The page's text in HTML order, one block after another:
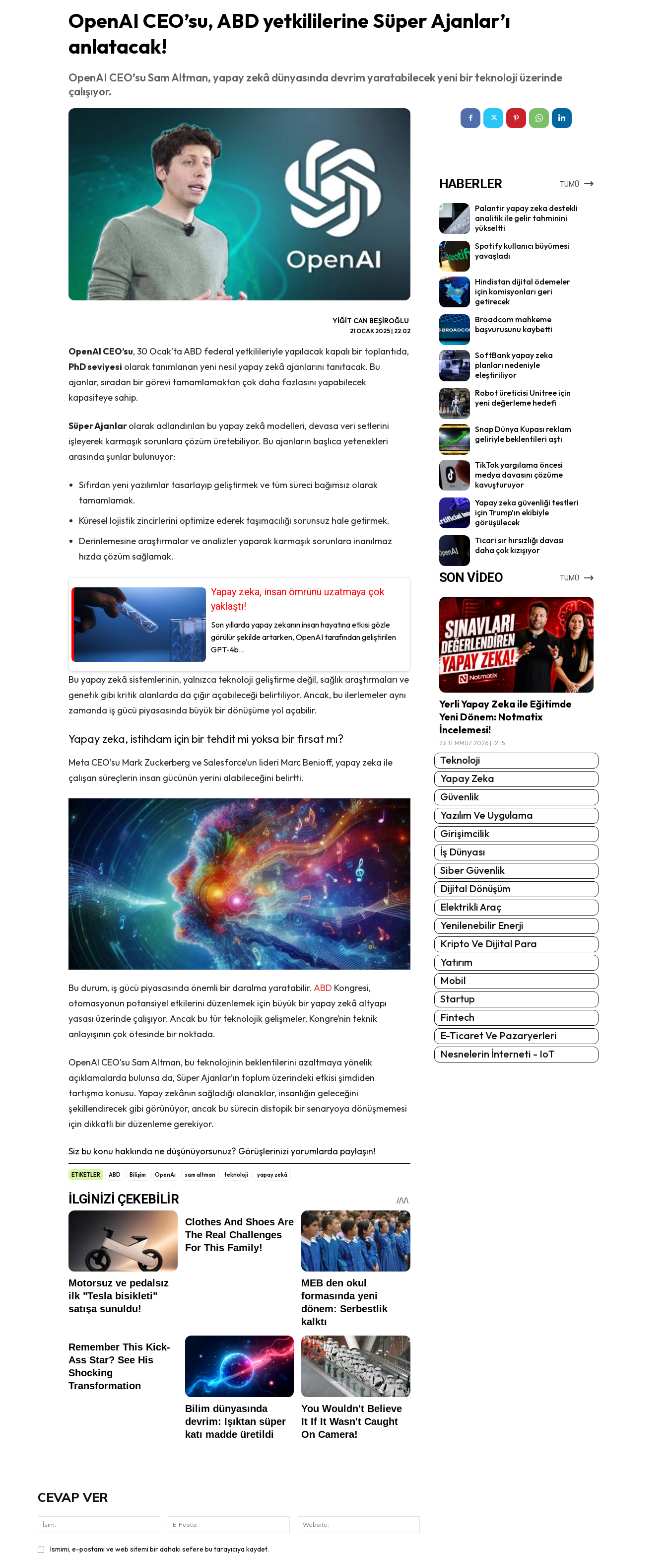
OpenAI CEO’su, ABD yetkililerine Süper Ajanlar’ı
anlatacak!
OpenAI CEO’su Sam Altman, yapay zekâ dünyasında devrim yaratabilecek yeni bir teknoloji üzerinde
çalışıyor.
YIĞIT CAN BEŞIROĞLU
21 OCAK 2025 | 22:02
OpenAI CEO’su, 30 Ocak’ta ABD federal yetkilileriyle yapılacak kapalı bir toplantıda,
PhD seviyesi olarak tanımlanan yeni nesil yapay zekâ ajanlarını tanıtacak. Bu
ajanlar, sıradan bir görevi tamamlamaktan çok daha fazlasını yapabilecek
kapasiteye sahip.
Süper Ajanlarolarak adlandırılan bu yapay zekâ modelleri, devasa veri setlerini
işleyerek karmaşık sorunlara çözüm üretebiliyor. Bu ajanların başlıca yetenekleri
arasında şunlar bulunuyor:
Sıfırdan yeni yazılımlar tasarlayıp geliştirmek ve tüm süreci bağımsız olarak
tamamlamak.
Küresel lojistik zincirlerini optimize ederek taşımacılığı sorunsuz hale getirmek.
Derinlemesine araştırmalar ve analizler yaparak karmaşık sorunlara inanılmaz
hızda çözüm sağlamak.
Yapay zeka, insan ömrünü uzatmaya çok
yaklaştı!
Son yıllarda yapay zekanın insan hayatına etkisi gözle
görülür şekilde artarken, OpenAI tarafından geliştirilen
GPT-4b...
Bu yapay zekâ sistemlerinin, yalnızca teknoloji geliştirme değil, sağlık araştırmaları ve
genetik gibi kritik alanlarda da çığır açabileceği belirtiliyor. Ancak, bu ilerlemeler aynı
zamanda iş gücü piyasasında büyük bir dönüşüme yol açabilir.
Yapay zeka, istihdam için bir tehdit mi yoksa bir fırsat mı?
Meta CEO’su Mark Zuckerberg ve Salesforce’un lideri Marc Benioff, yapay zeka ile
çalışan süreçlerin insan gücünün yerini alabileceğini belirtti.
Bu durum, iş gücü piyasasında önemli bir daralma yaratabilir. ABD Kongresi,
otomasyonun potansiyel etkilerini düzenlemek için büyük bir yapay zekâ altyapı
yasası üzerinde çalışıyor. Ancak bu tür teknolojik gelişmeler, Kongre’nin teknik
anlayışının çok ötesinde bir noktada.
OpenAI CEO’su Sam Altman, bu teknolojinin beklentilerini azaltmaya yönelik
açıklamalarda bulunsa da, Süper Ajanlar’ın toplum üzerindeki etkisi şimdiden
tartışma konusu. Yapay zekânın sağladığı olanaklar, insanlığın geleceğini
şekillendirecek gibi görünüyor, ancak bu sürecin distopik bir senaryoya dönüşmemesi
için dikkatli bir düzenleme gerekiyor.
Siz bu konu hakkında ne düşünüyorsunuz? Görüşlerinizi yorumlarda paylaşın!
ETİKETLER ABD Bilişim OpenAı sam altman teknoloji yapay zekâ
HABERLER TÜMÜ
Palantir yapay zeka destekli
analitik ile gelir tahminini
yükseltti
Spotify kullanıcı büyümesi
yavaşladı
Hindistan dijital ödemeler
için komisyonları geri
getirecek
Broadcom mahkeme
başvurusunu kaybetti
SoftBank yapay zeka
planları nedeniyle
eleştiriliyor
Robot üreticisi Unitree için
yeni değerleme hedefi
Snap Dünya Kupası reklam
geliriyle beklentileri aştı
TikTok yargılama öncesi
medya davasını çözüme
kavuşturuyor
Yapay zeka güvenliği testleri
için Trump’ın ekibiyle
görüşülecek
Ticari sır hırsızlığı davası
daha çok kızışıyor
SON VİDEO TÜMÜ
Yerli Yapay Zeka ile Eğitimde
Yeni Dönem: Notmatix
İncelemesi!
23 TEMMUZ 2026 | 12:15
Teknoloji
Yapay Zeka
Güvenlik
Yazılım Ve Uygulama
Girişimcilik
İş Dünyası
Siber Güvenlik
Dijital Dönüşüm
Elektrikli Araç
Yenilenebilir Enerji
Kripto Ve Dijital Para
Yatırım
Mobil
Startup
Fintech
E-Ticaret Ve Pazaryerleri
Nesnelerin İnterneti - IoT
CEVAP VER
İsim:
Posta:
Ismimi, e-postamı ve web sitemi bir dahaki sefere bu tarayıcıya kaydet.